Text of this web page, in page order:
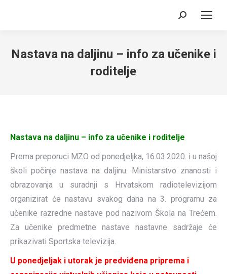
Search:
Nastava na daljinu – info za učenike i
roditelje
Nastava na daljinu – info za učenike i roditelje
Prema preporuci MZO od ponedjeljka, 16.03.2020. i u našoj
školi počinje nastava na daljinu. Ministarstvo znanosti i
obrazovanja u suradnji s Hrvatskom radiotelevizijom
organizirat će nastavu svakog dana na 3. programu za
učenike razredne nastave pod nazivom Škola na Trećem.
Za učenike predmetne nastave nastavne sadržaje će
prikazivati Sportska televizija.
U ponedjeljak i utorak je predviđena priprema i